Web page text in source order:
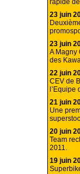
rapide
23 juin
23 juin
A Magny
des
22 juin
CEV de
l’Equipe
21 juin
Une
20 juin
Team
2011.
19 juin